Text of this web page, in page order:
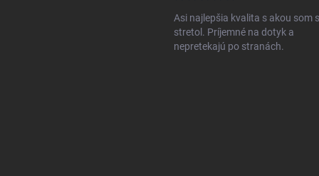
Asi najlepšia kvalita s akou som
stretol. Príjemné na dotyk a
nepretekajú po stranách.